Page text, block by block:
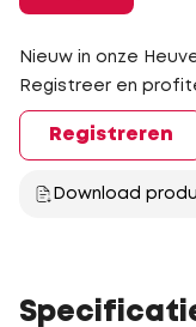
Nieuw in onze
Registreer en
Registreren
Download